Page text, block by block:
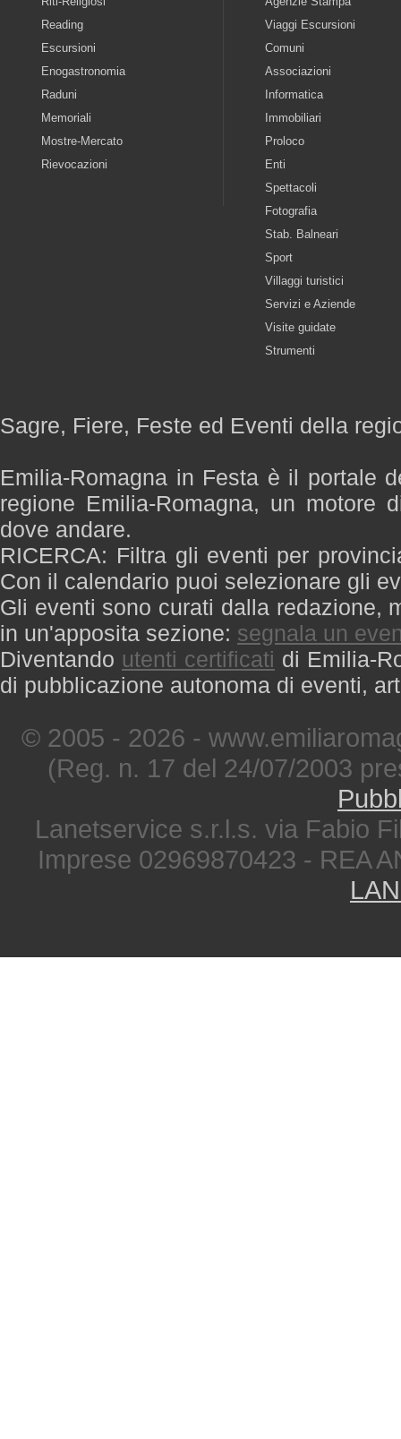
Reading
Escursioni
Enogastronomia
Raduni
Memoriali
Mostre-Mercato
Rievocazioni
Viaggi Escursioni
Comuni
Associazioni
Informatica
Immobiliari
Proloco
Enti
Spettacoli
Fotografia
Stab. Balneari
Sport
Villaggi turistici
Servizi e Aziende
Visite guidate
Strumenti
Sagre, Fiere, Feste ed Eventi della
Emilia-Romagna in Festa è il portale
regione Emilia-Romagna, un motore
dove andare.
RICERCA: Filtra gli eventi per
Con il calendario puoi selezionare gli
Gli eventi sono curati dalla redazione,
in un'apposita sezione: segnala un
Diventando utenti certificati di Emilia-
di pubblicazione autonoma di eventi,
© 2005 - 2026 -
(Reg. n. 17 del 24/07/2003
Lanetservice s.r.l.s. via Fabio
Imprese 02969870423 - REA